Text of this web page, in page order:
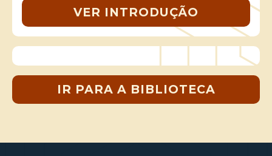
VER INTRODUÇÃO
IR PARA A BIBLIOTECA